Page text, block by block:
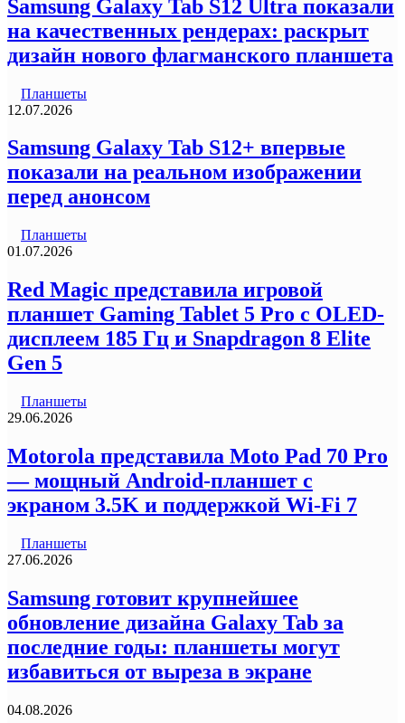
Samsung Galaxy Tab S12 Ultra показали
на качественных рендерах: раскрыт
дизайн нового флагманского планшета
Планшеты
12.07.2026
Samsung Galaxy Tab S12+ впервые
показали на реальном изображении
перед анонсом
Планшеты
01.07.2026
Red Magic представила игровой
планшет Gaming Tablet 5 Pro с OLED-
дисплеем 185 Гц и Snapdragon 8 Elite
Gen 5
Планшеты
29.06.2026
Motorola представила Moto Pad 70 Pro
— мощный Android-планшет с
экраном 3.5K и поддержкой Wi-Fi 7
Планшеты
27.06.2026
Samsung готовит крупнейшее
обновление дизайна Galaxy Tab за
последние годы: планшеты могут
избавиться от выреза в экране
04.08.2026